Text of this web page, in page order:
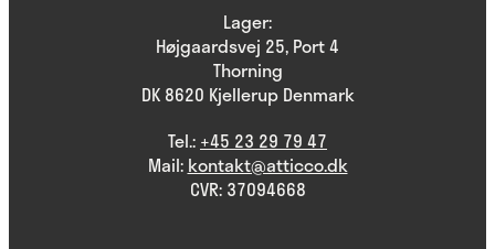
Lager:
Højgaardsvej 25, Port 4
Thorning
DK 8620 Kjellerup Denmark
Tel.: +45 23 29 79 47
Mail: kontakt@atticco.dk
CVR: 37094668